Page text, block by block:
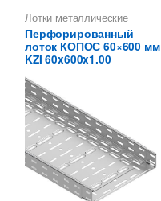
Лотки металлические
высотой 60 мм
Металлические огнеупорные
лотки, Перфорированные
лотки высотой 60 мм
Перфорированный
лоток КОПОС 60×600 мм
KZI 60x600x1.00